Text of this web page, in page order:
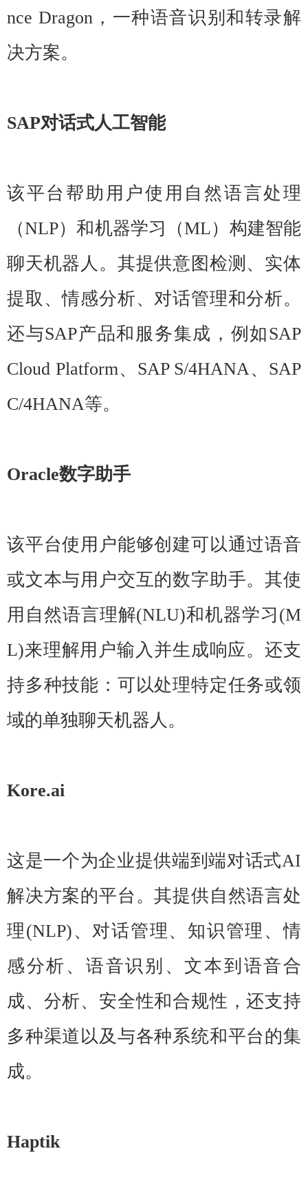
nce Dragon，一种语音识别和转录解
决方案。
SAP对话式人工智能
该平台帮助用户使用自然语言处理
（NLP）和机器学习（ML）构建智能
聊天机器人。其提供意图检测、实体
提取、情感分析、对话管理和分析。
还与SAP产品和服务集成，例如SAP
Cloud Platform、SAP S/4HANA、SAP
C/4HANA等。
Oracle数字助手
该平台使用户能够创建可以通过语音
或文本与用户交互的数字助手。其使
用自然语言理解(NLU)和机器学习(M
L)来理解用户输入并生成响应。还支
持多种技能：可以处理特定任务或领
域的单独聊天机器人。
Kore.ai
这是一个为企业提供端到端对话式AI
解决方案的平台。其提供自然语言处
理(NLP)、对话管理、知识管理、情
感分析、语音识别、文本到语音合
成、分析、安全性和合规性，还支持
多种渠道以及与各种系统和平台的集
成。
Haptik